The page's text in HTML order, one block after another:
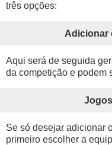
três opções:
Adicionar
Aqui será de seguida
da competição e podem
Se só desejar adicionar
primeiro escolher a